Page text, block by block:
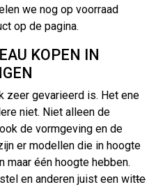
we nog op voorraad
op de pagina.
KOPEN IN
zeer gevarieerd is. Het ene
niet. Niet alleen de
de vormgeving en de
er modellen die in hoogte
maar één hoogte hebben.
en anderen juist een witte